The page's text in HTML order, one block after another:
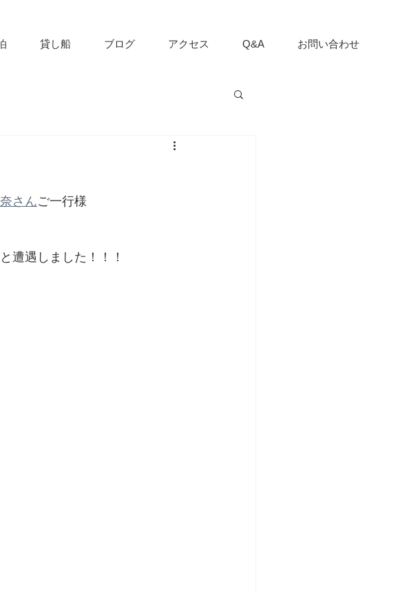
貸し船 ブログ アクセス Q&A お問い合わせ
さんご一行様
遭遇しました！！！